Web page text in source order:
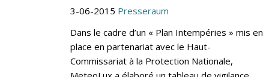
3-06-2015 Presseraum
Dans le cadre d’un « Plan Intempéries » mis en
place en partenariat avec le Haut-
Commissariat à la Protection Nationale,